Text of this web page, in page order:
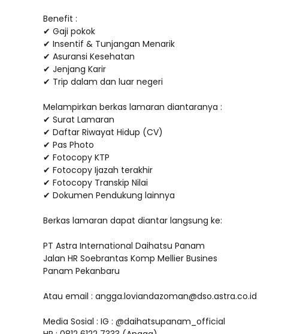
Benefit :
✔ Gaji pokok
✔ Insentif & Tunjangan Menarik
✔ Asuransi Kesehatan
✔ Jenjang Karir
✔ Trip dalam dan luar negeri
Melampirkan berkas lamaran diantaranya :
✔ Surat Lamaran
✔ Daftar Riwayat Hidup (CV)
✔ Pas Photo
✔ Fotocopy KTP
✔ Fotocopy Ijazah terakhir
✔ Fotocopy Transkip Nilai
✔ Dokumen Pendukung lainnya
Berkas lamaran dapat diantar langsung ke:
PT Astra International Daihatsu Panam
Jalan HR Soebrantas Komp Mellier Busines
Panam Pekanbaru
Atau email : angga.loviandazoman@dso.astra.co.id
Media Sosial : IG : @daihatsupanam_official